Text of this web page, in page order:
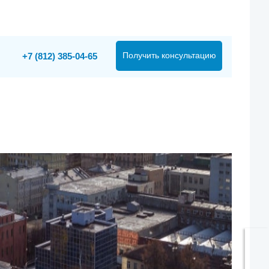
Получить консультацию
+7 (812) 385-04-65